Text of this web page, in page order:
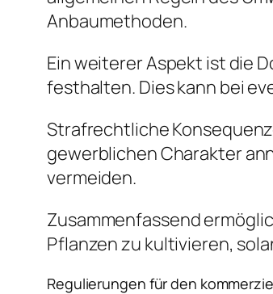
Anbaumethoden.
Ein weiterer Aspekt ist die
festhalten. Dies kann bei
Strafrechtliche
gewerblichen Charakter
vermeiden.
Zusammenfassend
Pflanzen zu kultivieren,
Regulierungen für den